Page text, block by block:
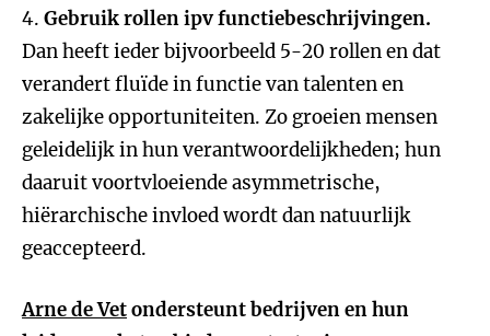
4. Gebruik rollen ipv functiebeschrijvingen.
Dan heeft ieder bijvoorbeeld 5-20 rollen en dat
verandert fluïde in functie van talenten en
zakelijke opportuniteiten. Zo groeien mensen
geleidelijk in hun verantwoordelijkheden; hun
daaruit voortvloeiende asymmetrische,
hiërarchische invloed wordt dan natuurlijk
geaccepteerd.
Arne de Vetondersteunt bedrijven en hun